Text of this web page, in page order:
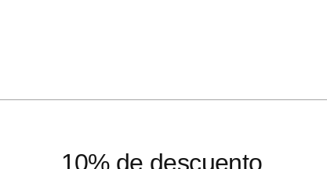
10% de descuento